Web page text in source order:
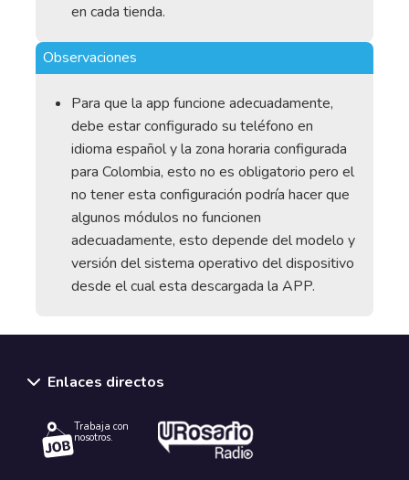
en cada tienda.
Observaciones
Para que la app funcione adecuadamente,
debe estar configurado su teléfono en
idioma español y la zona horaria configurada
para Colombia, esto no es obligatorio pero el
no tener esta configuración podría hacer que
algunos módulos no funcionen
adecuadamente, esto depende del modelo y
versión del sistema operativo del dispositivo
desde el cual esta descargada la APP.
Enlaces directos
Trabaja con
nosotros.